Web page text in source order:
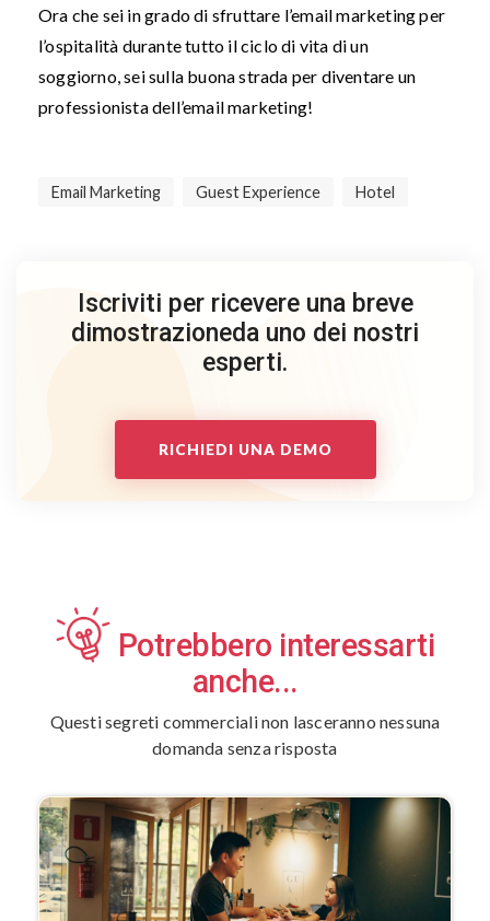
Ora che sei in grado di sfruttare l’email marketing per
l’ospitalità durante tutto il ciclo di vita di un
soggiorno, sei sulla buona strada per diventare un
professionista dell’email marketing!
Email Marketing Guest Experience Hotel
Iscriviti per ricevere una breve
dimostrazioneda uno dei nostri
esperti.
RICHIEDI UNA DEMO
Potrebbero interessarti
anche...
Questi segreti commerciali non lasceranno nessuna
domanda senza risposta